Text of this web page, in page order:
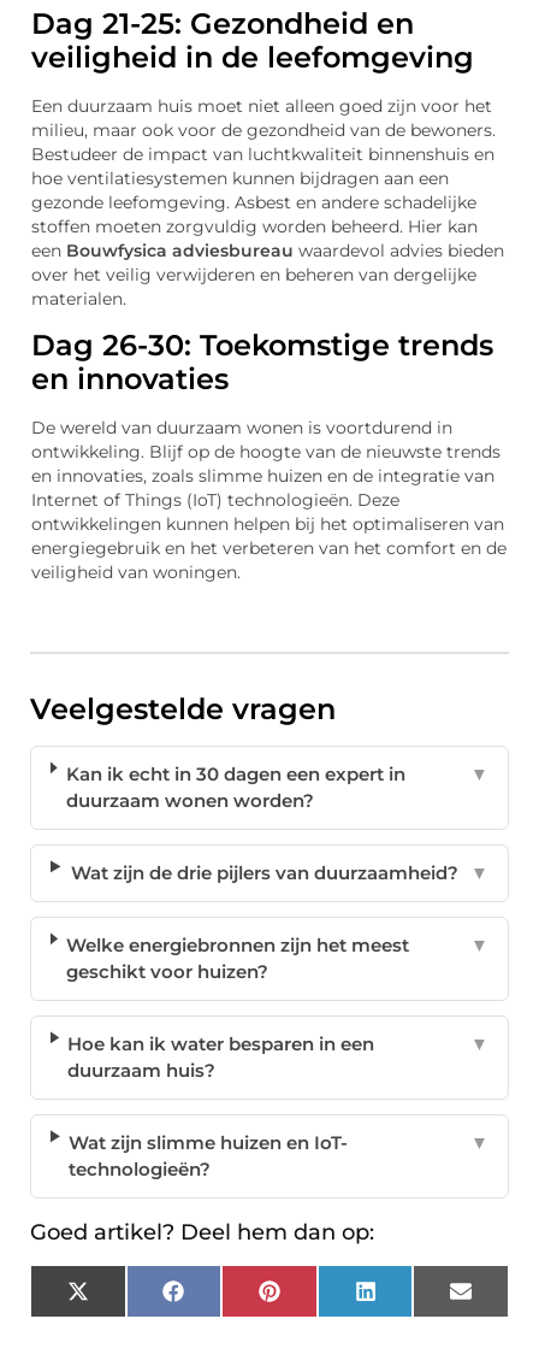
Dag 21-25: Gezondheid en
veiligheid in de leefomgeving
Een duurzaam huis moet niet alleen goed zijn voor het
milieu, maar ook voor de gezondheid van de bewoners.
Bestudeer de impact van luchtkwaliteit binnenshuis en
hoe ventilatiesystemen kunnen bijdragen aan een
gezonde leefomgeving. Asbest en andere schadelijke
stoffen moeten zorgvuldig worden beheerd. Hier kan
een Bouwfysica adviesbureau waardevol advies bieden
over het veilig verwijderen en beheren van dergelijke
materialen.
Dag 26-30: Toekomstige trends
en innovaties
De wereld van duurzaam wonen is voortdurend in
ontwikkeling. Blijf op de hoogte van de nieuwste trends
en innovaties, zoals slimme huizen en de integratie van
Internet of Things (IoT) technologieën. Deze
ontwikkelingen kunnen helpen bij het optimaliseren van
energiegebruik en het verbeteren van het comfort en de
veiligheid van woningen.
Veelgestelde vragen
Kan ik echt in 30 dagen een expert in
duurzaam wonen worden?
▼
Wat zijn de drie pijlers van duurzaamheid? ▼
Welke energiebronnen zijn het meest
geschikt voor huizen?
▼
Hoe kan ik water besparen in een
duurzaam huis?
▼
Wat zijn slimme huizen en IoT-
technologieën?
▼
Goed artikel? Deel hem dan op:
X
(Twitter)
FacebookPinterest LinkedIn Email